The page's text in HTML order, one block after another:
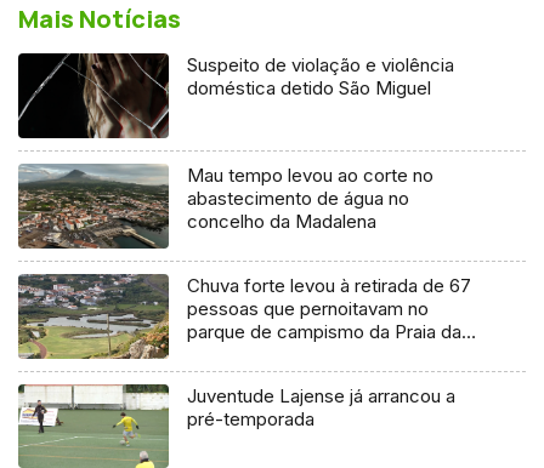
Mais Notícias
Suspeito de violação e violência
doméstica detido São Miguel
Mau tempo levou ao corte no
abastecimento de água no
concelho da Madalena
Chuva forte levou à retirada de 67
pessoas que pernoitavam no
parque de campismo da Praia da
Juventude Lajense já arrancou a
pré-temporada